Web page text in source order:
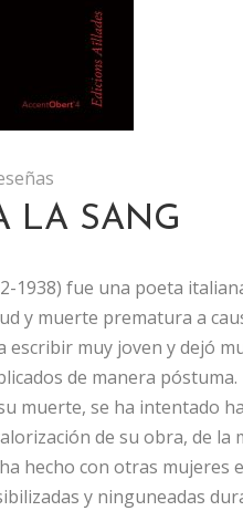
LA SANG
1938) fue una poeta
y muerte prematura a
escribir muy joven y dejó
de manera póstuma.
muerte, se ha intentado
de su obra, de la
hecho con otras mujeres
y ninguneadas